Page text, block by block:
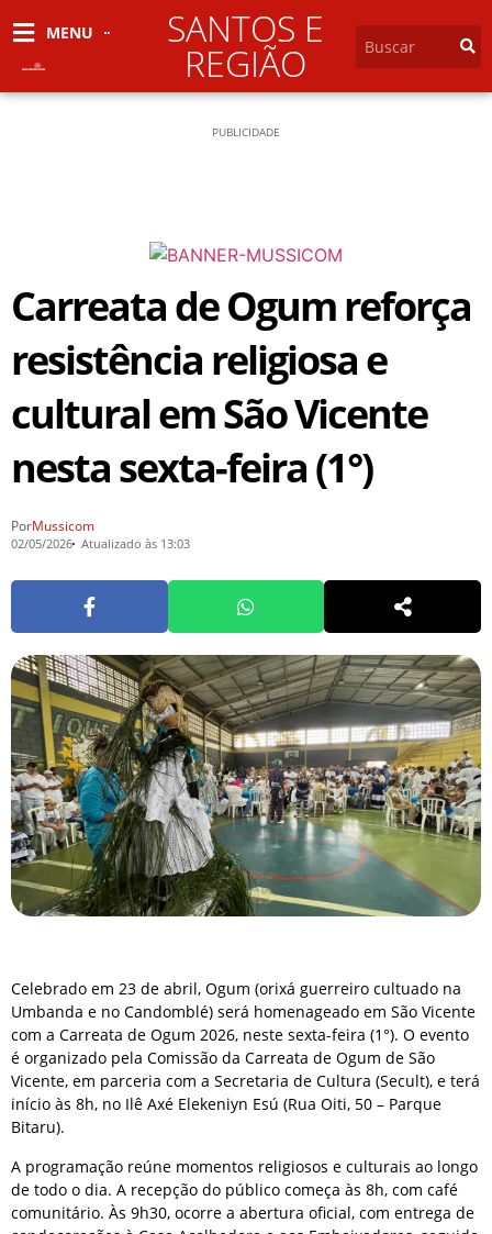
MENU SANTOS E
REGIÃO
PUBLICIDADE
Carreata de Ogum reforça
resistência religiosa e
cultural em São Vicente
nesta sexta-feira (1°)
PorMussicom
02/05/2026 Atualizado às 13:03
Celebrado em 23 de abril, Ogum (orixá guerreiro cultuado na
Umbanda e no Candomblé) será homenageado em São Vicente
com a Carreata de Ogum 2026, neste sexta-feira (1°). O evento
é organizado pela Comissão da Carreata de Ogum de São
Vicente, em parceria com a Secretaria de Cultura (Secult), e terá
início às 8h, no Ilê Axé Elekeniyn Esú (Rua Oiti, 50 – Parque
Bitaru).
A programação reúne momentos religiosos e culturais ao longo
de todo o dia. A recepção do público começa às 8h, com café
comunitário. Às 9h30, ocorre a abertura oficial, com entrega de